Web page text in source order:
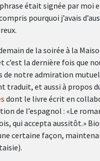
était signée par moi
pourquoi j’avais
de la soirée à la
c’est la dernière fois que
de notre admiration
traduit, et aussi à propos
dont le livre écrit en
de l’espagnol : «Le
qui accepta aussitôt.»
certaine façon,